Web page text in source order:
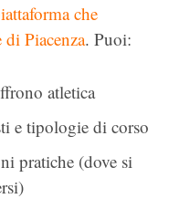
che
Piacenza. Puoi:
atletica
e tipologie di corso
pratiche (dove si